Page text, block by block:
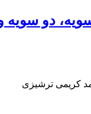
سویه، دو
کریمی ترشیزی